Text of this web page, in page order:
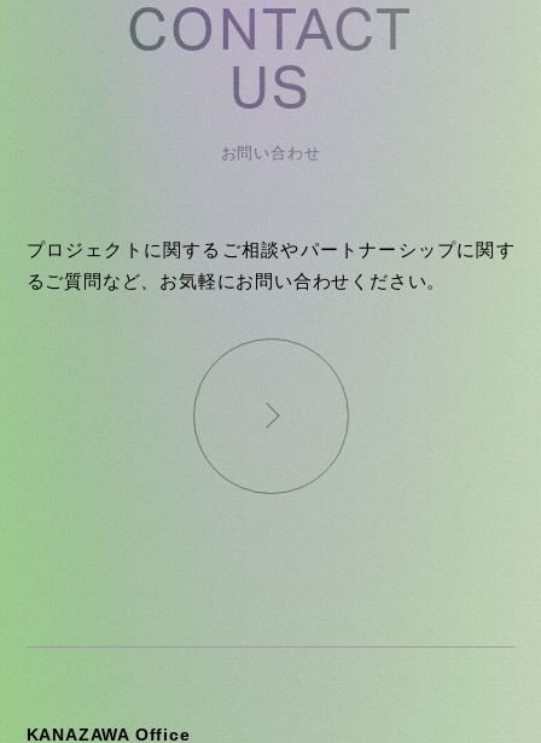
CONTACT
US
お問い合わせ
プロジェクトに関するご相談やパートナーシップに関す
るご質問など、お気軽にお問い合わせください。
KANAZAWA Office